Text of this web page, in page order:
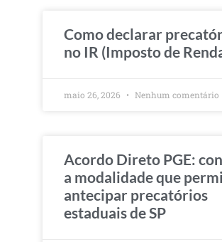
Como declarar
no IR (Imposto de
maio 26, 2026 Nenhum comentário
Acordo Direto PGE:
a modalidade que
antecipar precatórios
estaduais de SP